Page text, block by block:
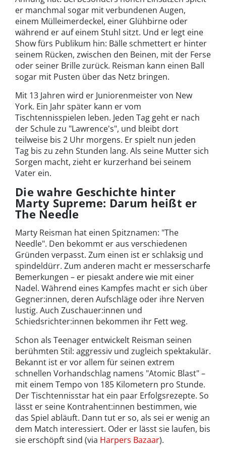
er manchmal sogar mit verbundenen Augen,
einem Mülleimerdeckel, einer Glühbirne oder
während er auf einem Stuhl sitzt. Und er legt eine
Show fürs Publikum hin: Bälle schmettert er hinter
seinem Rücken, zwischen den Beinen, mit der Ferse
oder seiner Brille zurück. Reisman kann einen Ball
sogar mit Pusten über das Netz bringen.
Mit 13 Jahren wird er Juniorenmeister von New
York. Ein Jahr später kann er vom
Tischtennisspielen leben. Jeden Tag geht er nach
der Schule zu "Lawrence's", und bleibt dort
teilweise bis 2 Uhr morgens. Er spielt nun jeden
Tag bis zu zehn Stunden lang. Als seine Mutter sich
Sorgen macht, zieht er kurzerhand bei seinem
Vater ein.
Die wahre Geschichte hinter
Marty Supreme: Darum heißt er
The Needle
Marty Reisman hat einen Spitznamen: "The
Needle". Den bekommt er aus verschiedenen
Gründen verpasst. Zum einen ist er schlaksig und
spindeldürr. Zum anderen macht er messerscharfe
Bemerkungen – er piesakt andere wie mit einer
Nadel. Während eines Kampfes macht er sich über
Gegner:innen, deren Aufschläge oder ihre Nerven
lustig. Auch Zuschauer:innen und
Schiedsrichter:innen bekommen ihr Fett weg.
Schon als Teenager entwickelt Reisman seinen
berühmten Stil: aggressiv und zugleich spektakulär.
Bekannt ist er vor allem für seinen extrem
schnellen Vorhandschlag namens "Atomic Blast" –
mit einem Tempo von 185 Kilometern pro Stunde.
Der Tischtennisstar hat ein paar Erfolgsrezepte. So
lässt er seine Kontrahent:innen bestimmen, wie
das Spiel abläuft. Dann tut er so, als sei er wenig an
dem Match interessiert. Oder er lässt sie laufen, bis
sie erschöpft sind (via Harpers Bazaar).